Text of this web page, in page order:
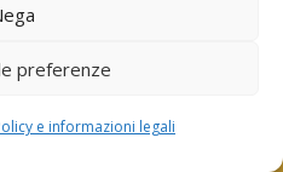
preferenze
e informazioni legali
Legali
Vicenza